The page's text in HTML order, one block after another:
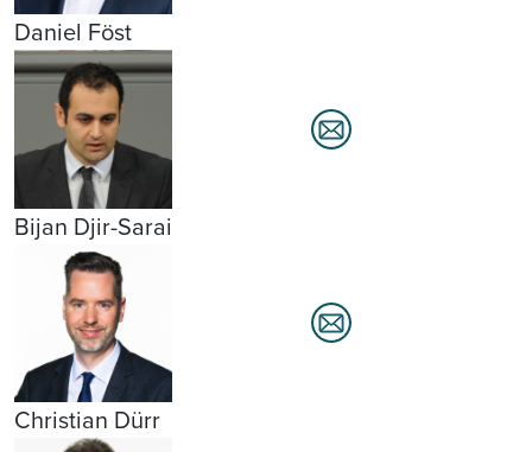
Daniel Föst
Bijan Djir-Sarai
Christian Dürr